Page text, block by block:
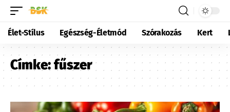
Élet-Stílus Egészség-Életmód Szórakozás Kert
Címke:fűszer